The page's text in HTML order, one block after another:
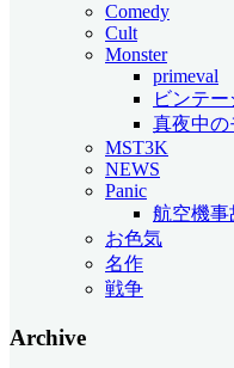
Comedy
Cult
Monster
primeval
ビンテ
真夜中の
MST3K
NEWS
Panic
航空機事
お色気
名作
戦争
Archive